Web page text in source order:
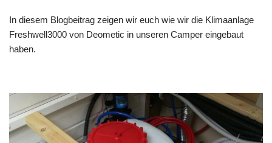
In diesem Blogbeitrag zeigen wir euch wie wir die Klimaanlage
Freshwell3000 von Deometic in unseren Camper eingebaut
haben.